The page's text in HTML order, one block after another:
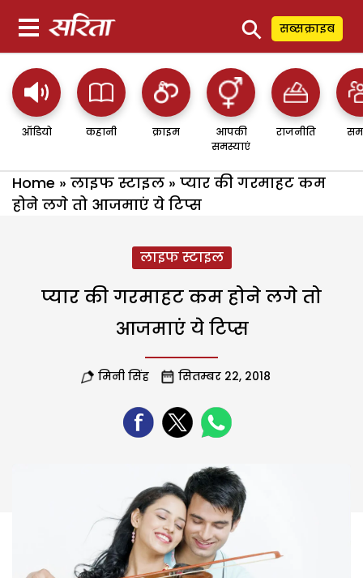
⚲ सब्सक्राइब
ऑडियो कहानी क्राइम
आपकी
समस्याएं
राजनीति
Home » लाइफ स्टाइल » प्यार की गरमाहट कम
होने लगे तो आजमाएं ये टिप्स
लाइफ स्टाइल
प्यार की गरमाहट कम होने लगे तो
आजमाएं ये टिप्स
मिनी सिंह सितम्बर 22, 2018